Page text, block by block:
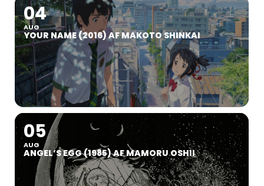
04
AUG
YOUR NAME (2016) AF MAKOTO SHINKAI
05
AUG
ANGEL’S EGG (1985) AF MAMORU OSHII